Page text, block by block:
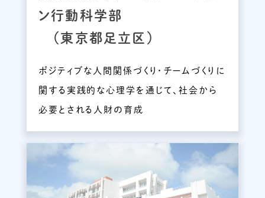
ン行動科学部
（東京都足立区）
ポジティブな人間関係づくり・チームづくりに
関する実践的な心理学を通じて、社会から
必要とされる人財の育成